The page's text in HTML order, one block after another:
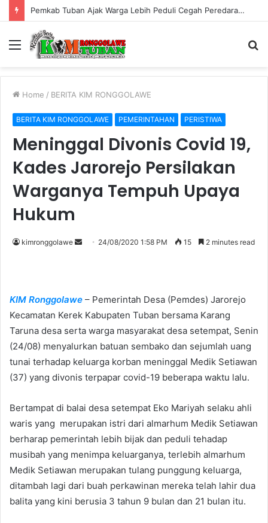
Pemkab Tuban Ajak Warga Lebih Peduli Cegah Peredaran Rokok Ilegal
Menu
Home / BERITA KIM RONGGOLAWE
BERITA KIM RONGGOLAWE PEMERINTAHAN PERISTIWA
Meninggal Divonis Covid 19,
Kades Jarorejo Persilakan
Warganya Tempuh Upaya
Hukum
kimronggolawe
a
n
e
m
a
24/08/2020 1:58 PM 15 2 minutes read
KIM Ronggolawe – Pemerintah Desa (Pemdes) Jarorejo
Kecamatan Kerek Kabupaten Tuban bersama Karang
Taruna desa serta warga masyarakat desa setempat, Senin
(24/08) menyalurkan batuan sembako dan sejumlah uang
tunai terhadap keluarga korban meninggal Medik Setiawan
(37) yang divonis terpapar covid-19 beberapa waktu lalu.
Bertampat di balai desa setempat Eko Mariyah selaku ahli
waris yang merupakan istri dari almarhum Medik Setiawan
berharap pemerintah lebih bijak dan peduli tehadap
musibah yang menimpa keluarganya, terlebih almarhum
Medik Setiawan merupakan tulang punggung keluarga,
ditambah lagi dari buah perkawinan mereka telah lahir dua
balita yang kini berusia 3 tahun 9 bulan dan 21 bulan itu.